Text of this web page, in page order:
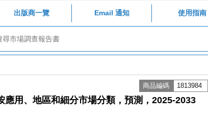
出版商一覽 Email 通知 使用指南
商品編碼 1813984
用、地區和細分市場分類，預測，2025-2033